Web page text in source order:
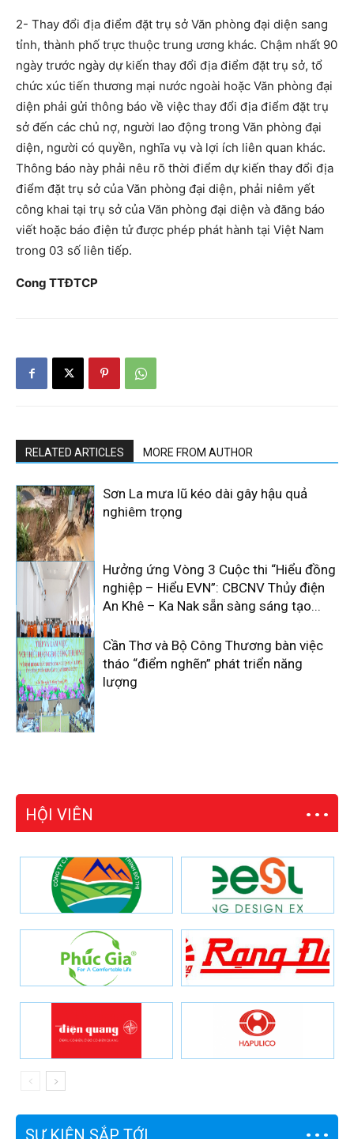
2- Thay đổi địa điểm đặt trụ sở Văn phòng đại diện sang
tỉnh, thành phố trực thuộc trung ương khác. Chậm nhất 90
ngày trước ngày dự kiến thay đổi địa điểm đặt trụ sở, tổ
chức xúc tiến thương mại nước ngoài hoặc Văn phòng đại
diện phải gửi thông báo về việc thay đổi địa điểm đặt trụ
sở đến các chủ nợ, người lao động trong Văn phòng đại
diện, người có quyền, nghĩa vụ và lợi ích liên quan khác.
Thông báo này phải nêu rõ thời điểm dự kiến thay đổi địa
điểm đặt trụ sở của Văn phòng đại diện, phải niêm yết
công khai tại trụ sở của Văn phòng đại diện và đăng báo
viết hoặc báo điện tử được phép phát hành tại Việt Nam
trong 03 số liên tiếp.
Cong TTĐTCP
RELATED ARTICLES MORE FROM AUTHOR
Sơn La mưa lũ kéo dài gây hậu quả
nghiêm trọng
Hưởng ứng Vòng 3 Cuộc thi “Hiểu đồng
nghiệp – Hiểu EVN”: CBCNV Thủy điện
An Khê – Ka Nak sẵn sàng sáng tạo...
Cần Thơ và Bộ Công Thương bàn việc
tháo “điểm nghẽn” phát triển năng
lượng
HỘI VIÊN
SỰ KIỆN SẮP TỚI